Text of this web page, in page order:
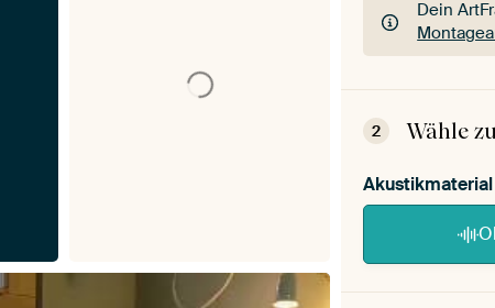
Dein
Dein
2 Wähle
Akustikmaterial